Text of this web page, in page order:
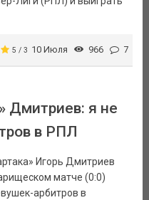
5 / 3 10 Июля 966 7
Дмитриев: я не
в РПЛ
Игорь Дмитриев
матче (0:0)
арбитров в